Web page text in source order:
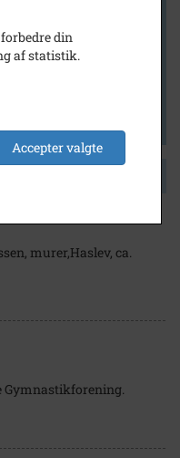
murer,Haslev, ca.
Gymnastikforening.
din
af statistik.
Accepter valgte